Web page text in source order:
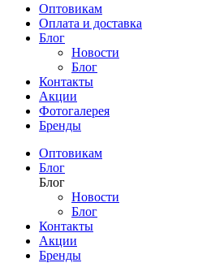
Оптовикам
Оплата и доставка
Блог
Новости
Блог
Контакты
Акции
Фотогалерея
Бренды
Оптовикам
Блог
Блог
Новости
Блог
Контакты
Акции
Бренды